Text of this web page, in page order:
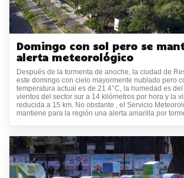
Domingo con sol pero se
alerta meteorológico
Después de la tormenta de anoche, la ciudad de
este domingo con cielo mayormente nublado pero
temperatura actual es de 21.4°C, la humedad es
vientos del sector sur a 14 kilómetros por hora y la
reducida a 15 km. No obstante , el Servicio
mantiene para la región una alerta amarilla por